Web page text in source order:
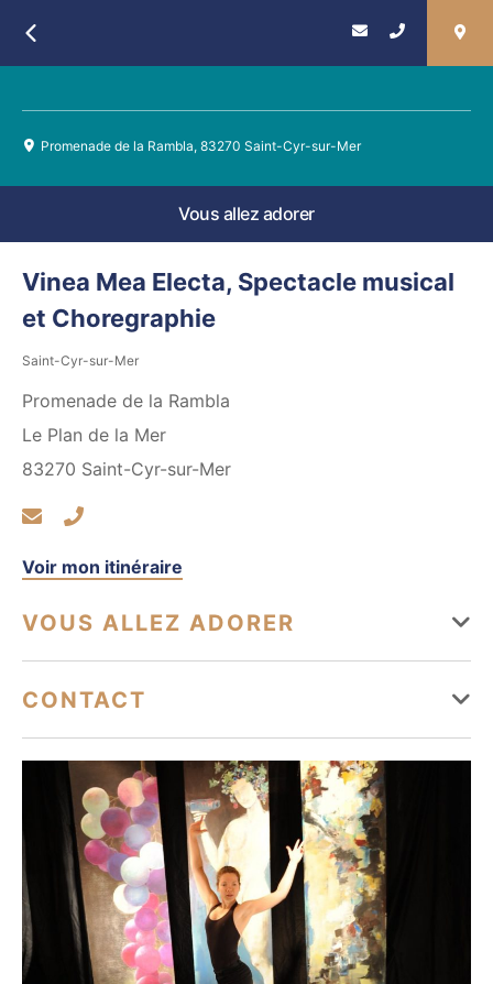
Promenade de la Rambla, 83270 Saint-Cyr-sur-Mer
Vous allez adorer
Vinea Mea Electa, Spectacle musical
et Choregraphie
Saint-Cyr-sur-Mer
Promenade de la Rambla
Le Plan de la Mer
83270 Saint-Cyr-sur-Mer
Voir mon itinéraire
VOUS ALLEZ ADORER
Parking à proximité
CONTACT
04 94 26 19 20